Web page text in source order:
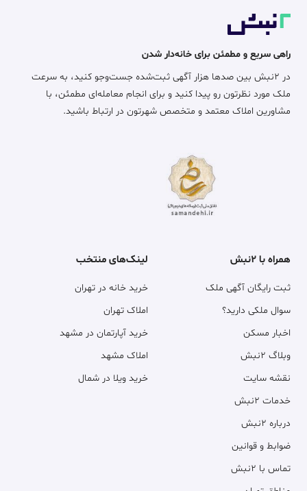
راهی سریع و مطمئن برای خانه‌دار شدن
در ۲نبش بین صدها هزار آگهی ثبت‌شده جست‌وجو کنید، به سرعت
ملک مورد نظرتون رو پیدا کنید و برای انجام معامله‌ای مطمئن، با
مشاورین املاک معتمد و متخصص شهرتون در ارتباط باشید.
همراه با ۲نبش
ثبت رایگان آگهی ملک
سوال ملکی دارید؟
اخبار مسکن
وبلاگ ۲نبش
نقشه سایت
خدمات ۲نبش
درباره ۲نبش
ضوابط و قوانین
تماس با ۲نبش
لینک‌های منتخب
خرید خانه در تهران
املاک تهران
خرید آپارتمان در مشهد
املاک مشهد
خرید ویلا در شمال